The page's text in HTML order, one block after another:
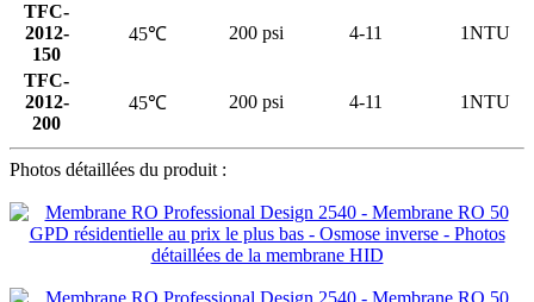
TFC-
2012-
150
45℃ 200 psi 4-11 1NTU
TFC-
2012-
200
45℃ 200 psi 4-11 1NTU
Photos détaillées du produit :